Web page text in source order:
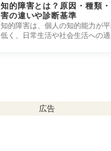
知的障害とは？原因・種類
害の違いや診断基準
知的障害は、個人の知的能力が
低く、日常生活や社会生活への
広告